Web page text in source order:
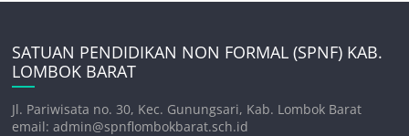
SATUAN PENDIDIKAN NON FORMAL (SPNF) KAB.
LOMBOK BARAT
Jl. Pariwisata no. 30, Kec. Gunungsari, Kab. Lombok Barat
email: admin@spnflombokbarat.sch.id